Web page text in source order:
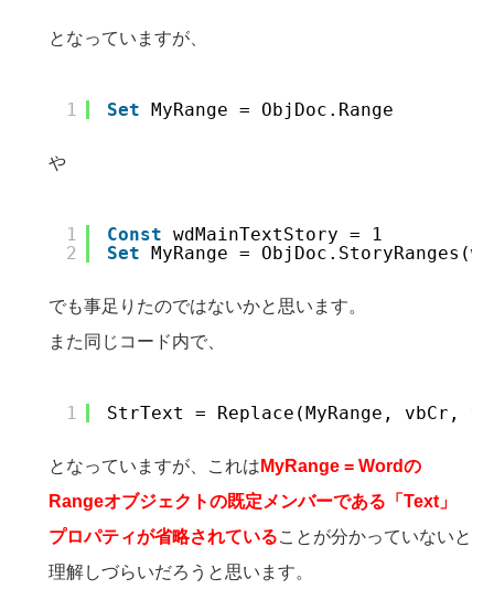
となっていますが、
1 Set MyRange = ObjDoc.Range
や
1
2
Const wdMainTextStory = 1
Set MyRange =
でも事足りたのではないかと思います。
また同じコード内で、
1 StrText = Replace(MyRange, vbCr,
となっていますが、これは MyRange = Wordの
Rangeオブジェクトの既定メンバーである「Text」
プロパティが省略されていることが分かっていないと
理解しづらいだろうと思います。